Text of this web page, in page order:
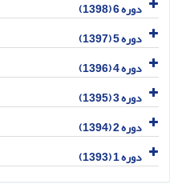
دوره 6 (1398)
دوره 5 (1397)
دوره 4 (1396)
دوره 3 (1395)
دوره 2 (1394)
دوره 1 (1393)